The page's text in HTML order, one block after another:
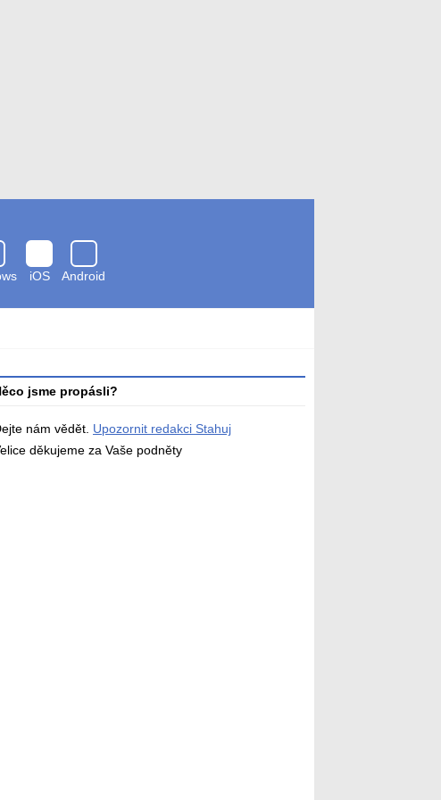
iOS
Android
antivirem
jsme propásli?
nám vědět. Upozornit redakci Stahuj
děkujeme za Vaše podněty